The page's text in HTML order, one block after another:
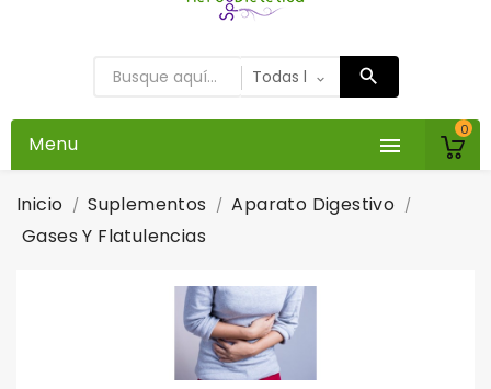
0

Menu
Inicio Suplementos
Aparato Digestivo
Gases Y Flatulencias